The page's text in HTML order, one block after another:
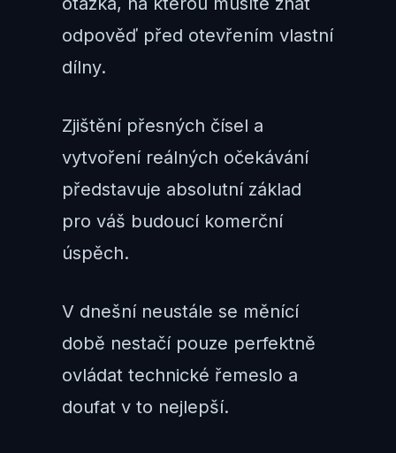
odpověď před otevřením vlastní
dílny.
Zjištění přesných čísel a
vytvoření reálných očekávání
představuje absolutní základ
pro váš budoucí komerční
úspěch.
V dnešní neustále se měnící
době nestačí pouze perfektně
ovládat technické řemeslo a
doufat v to nejlepší.